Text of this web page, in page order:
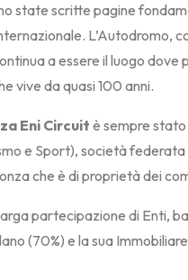
state scritte pagine
L’Autodromo,
a essere il luogo dove
vive da quasi 100 anni.
Eni Circuit è sempre
e Sport), società federata
che è di proprietà dei
partecipazione di Enti,
(70%) e la sua